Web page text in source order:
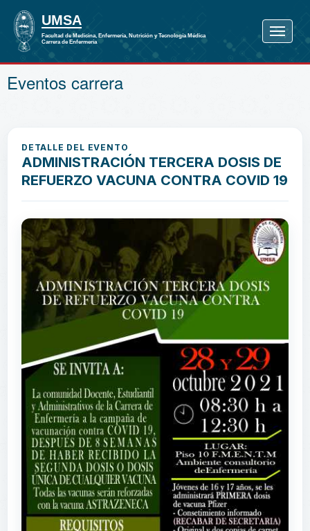
Eventos carrera
DETALLE DEL EVENTO
ADMINISTRACIÓN TERCERA DOSIS DE
REFUERZO VACUNA CONTRA COVID 19